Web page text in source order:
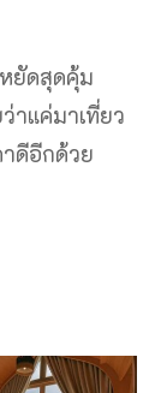
ยัดสุดคุ้ม
าแค่มาเที่ยว
ดีอีกด้วย